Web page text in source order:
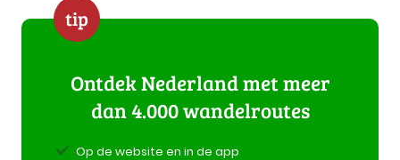
tip
Ontdek Nederland met meer
dan 4.000 wandelroutes
Op de website en in de app